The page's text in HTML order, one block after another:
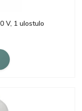
V, 1 ulostulo